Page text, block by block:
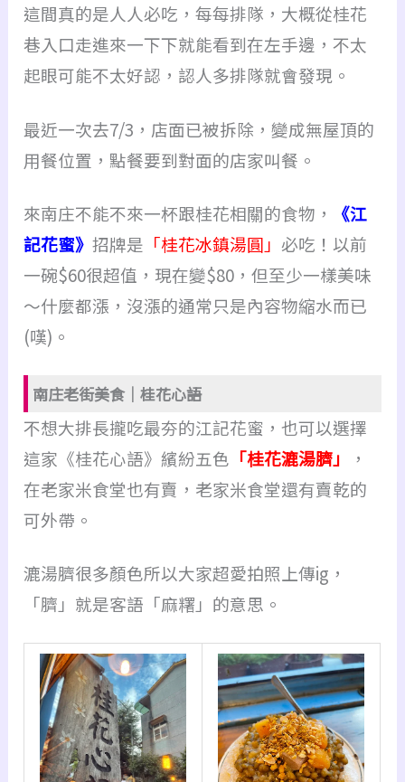
這間真的是人人必吃，每每排隊， 大概從桂花
巷入口走進來一下下就能看到在左手邊， 不太
起眼可能不太好認，認人多排隊就會發現。
最近一次去7/3，店面已被拆除，變成無屋頂的
用餐位置， 點餐要到對面的店家叫餐。
來南庄不能不來一杯跟桂花相關的食物，
《江
記花蜜》招牌是 「桂花冰鎮湯圓」必吃！ 以前
一碗$60很超值，現在變$80，但至少一樣美味
～什麼都漲，沒漲的通常只是內容物縮水而已
(嘆)。
南庄老街美食｜桂花心語
不想大排長攏吃最夯的江記花蜜，也可以選擇
這家《桂花心語》繽紛五色 「桂花漉湯臍」
，
在老家米食堂也有賣，老家米食堂還有賣乾的
可外帶。
漉湯臍很多顏色所以大家超愛拍照上傳ig，
「臍」就是客語「麻糬」的意思。